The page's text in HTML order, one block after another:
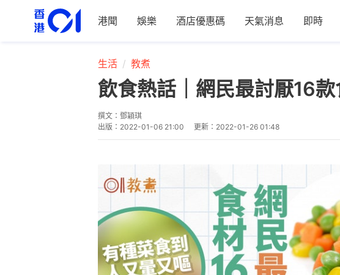
港聞 娛樂 酒店優惠碼 天氣消息 即時
生活 教煮
飲食熱話｜網民最討厭16
撰文： 鄧穎琪
出版： 2022-01-06 21:00 更新： 2022-01-26 01:48